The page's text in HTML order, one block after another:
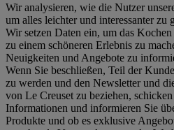
Wir analysieren, wie die Nutzer
um alles leichter und interessanter zu
Wir setzen Daten ein, um das
zu einem schöneren Erlebnis zu
Neuigkeiten und Angebote zu
Wenn Sie beschließen, Teil der
zu werden und den Newsletter und
von Le Creuset zu beziehen,
Informationen und informieren Sie
Produkte und ob es exklusive